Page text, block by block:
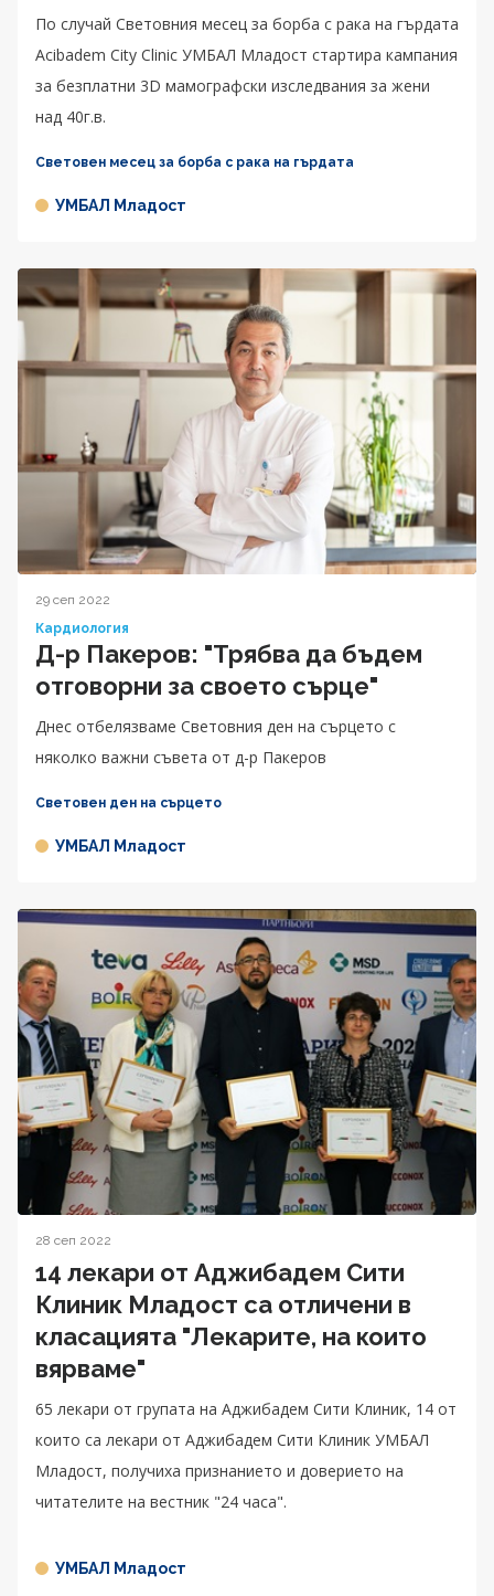
По случай Световния месец за борба с рака на гърдата
Acibadem City Clinic УМБАЛ Младост стартира кампания
за безплатни 3D мамографски изследвания за жени
над 40г.в.
Световен месец за борба с рака на гърдата
УМБАЛ Младост
29 сеп 2022
Кардиология
Д-р Пакеров: "Трябва да бъдем
отговорни за своето сърце"
Днес отбелязваме Световния ден на сърцето с
няколко важни съвета от д-р Пакеров
Световен ден на сърцето
УМБАЛ Младост
28 сеп 2022
14 лекари от Аджибадем Сити
Клиник Младост са отличени в
класацията "Лекарите, на които
вярваме"
65 лекари от групата на Аджибадем Сити Клиник, 14 от
които са лекари от Аджибадем Сити Клиник УМБАЛ
Младост, получиха признанието и доверието на
читателите на вестник "24 часа".
УМБАЛ Младост